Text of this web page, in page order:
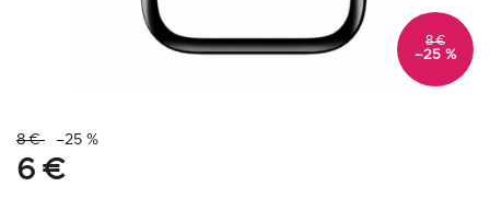
8 €
–25 %
8 € –25 %
6 €